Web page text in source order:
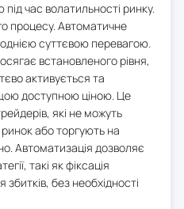
час волатильності ринку.
процесу. Автоматичне
суттєвою перевагою.
встановленого рівня,
активується та
доступною ціною. Це
які не можуть
або торгують на
Автоматизація дозволяє
такі як фіксація
без необхідності